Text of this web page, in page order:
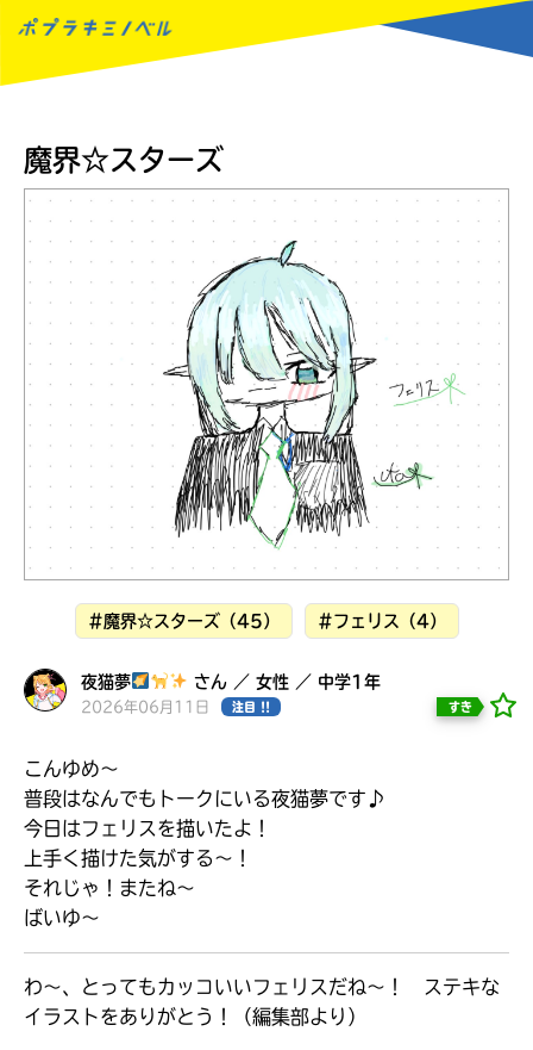
読みたい本が
見つかる
本を飛び出して
みんなとおしゃべり
できる掲示板
魔界☆スターズ
#魔界☆スターズ（45） #フェリス（4）
夜猫夢 さん ／ 女性 ／ 中学1年
2026年06月11日 注目 !! すき
こんゆめ〜
普段はなんでもトークにいる夜猫夢です♪
今日はフェリスを描いたよ！
上手く描けた気がする〜！
それじゃ！またね〜
ばいゆ〜
わ～、とってもカッコいいフェリスだね～！ ステキな
イラストをありがとう！（編集部より）